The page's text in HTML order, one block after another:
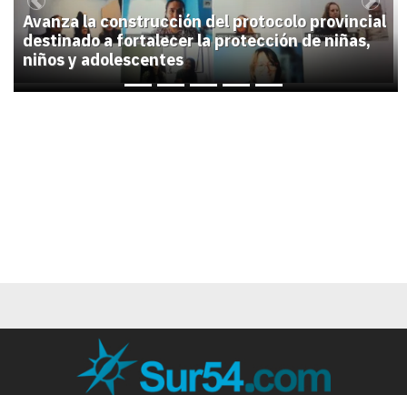
Avanza la construcción del protocolo provincial
destinado a fortalecer la protección de niñas,
niños y adolescentes
Previous Next